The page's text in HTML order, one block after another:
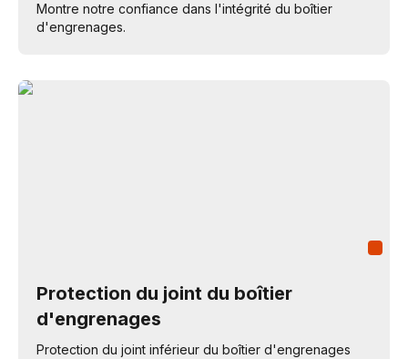
Montre notre confiance dans l'intégrité du boîtier
d'engrenages.
Protection du joint du boîtier
d'engrenages
Protection du joint inférieur du boîtier d'engrenages